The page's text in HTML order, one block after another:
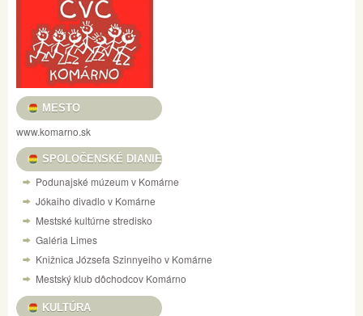
MESTO
www.komarno.sk
SPOLOČENSKÉ DIANIE
Podunajské múzeum v Komárne
Jókaiho divadlo v Komárne
Mestské kultúrne stredisko
Galéria Limes
Knižnica Józsefa Szinnyeiho v Komárne
Mestský klub dôchodcov Komárno
KULTÚRA